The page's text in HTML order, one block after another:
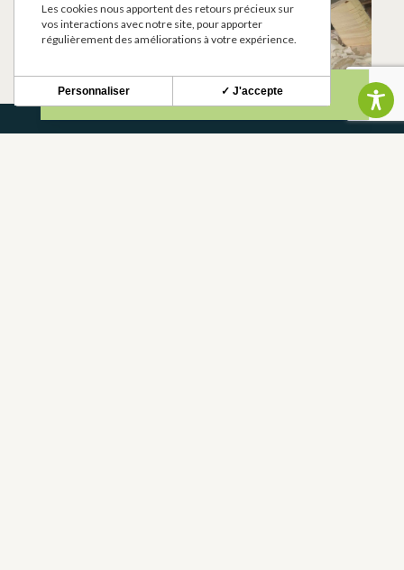
MIELLERIE
GANCHAT
MONDAVEZAN
LE FOURNIL DES
CHENES
MONDAVEZAN
Les cookies nous apportent des retours précieux sur
vos interactions avec notre site, pour apporter
régulièrement des améliorations à votre expérience.
✓ J'accepte
Personnaliser